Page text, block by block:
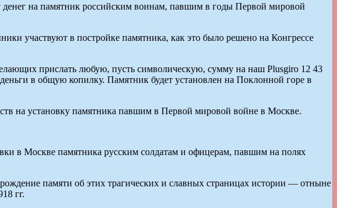
на памятник российским воинам, павшим в годы Первой мировой
участвуют в постройке памятника, как это было решено на Конгрессе
прислать любую, пусть символическую, сумму на наш Plusgiro 12 43
в общую копилку. Памятник будет установлен на Поклонной горе в
на установку памятника павшим в Первой мировой войне в Москве.
в Москве памятника русским солдатам и офицерам, павшим на полях
памяти об этих трагических и славных страницах истории — отныне
гг.